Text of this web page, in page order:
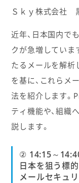
Ｓｋｙ株式会社
近年、日本国内で
クが急増していま
たるメールを解
を基に、これらメ
法を紹介します
ティ機能や、組織
説します。
② 14:15～
日本を狙う標
メールセキュ